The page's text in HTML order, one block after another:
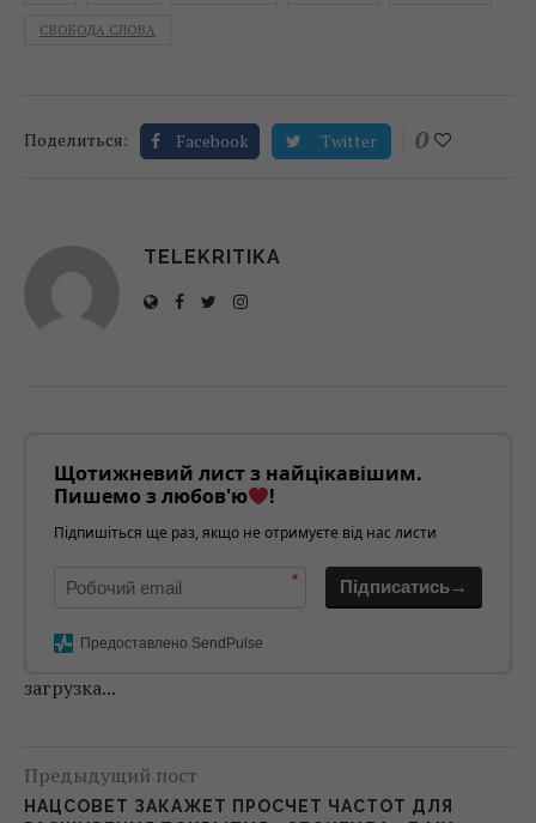
СВОБОДА СЛОВА
Поделиться: Facebook Twitter 0
TELEKRITIKA
Щотижневий лист з найцікавішим.
Пишемо з любов'ю
!
Підпишіться ще раз, якщо не отримуєте від нас листи
* Підписатись→
Предоставлено SendPulse
загрузка...
Предыдущий пост
НАЦСОВЕТ ЗАКАЖЕТ ПРОСЧЕТ ЧАСТОТ ДЛЯ